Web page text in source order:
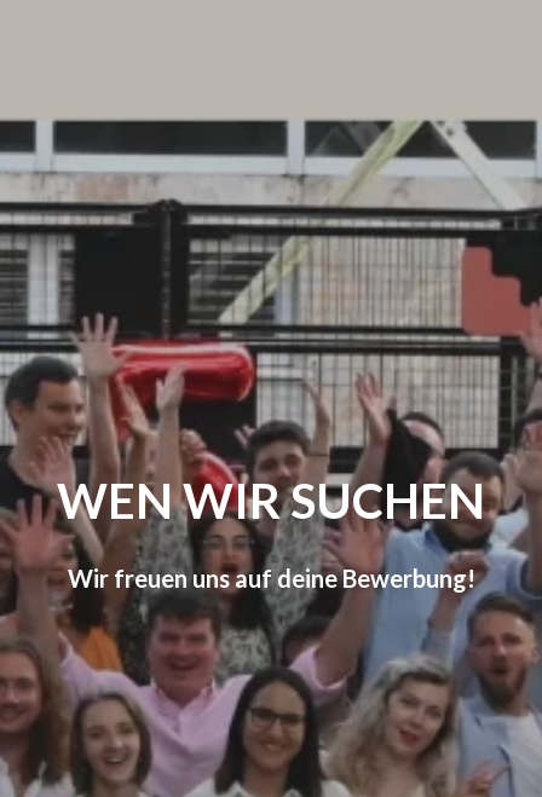
WEN WIR SUCHEN
Wir freuen uns auf deine Bewerbung!